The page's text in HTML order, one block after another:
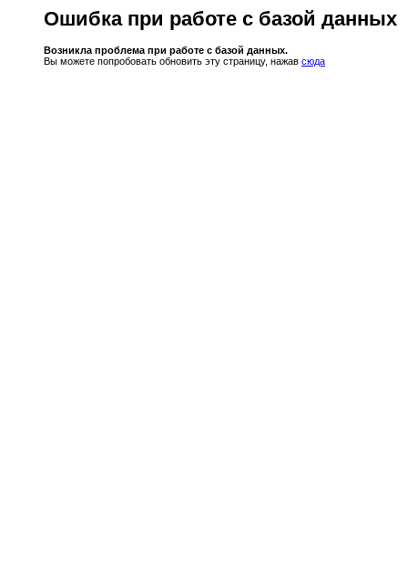
Ошибка при работе с базой данных
Возникла проблема при работе с базой данных.
Вы можете попробовать обновить эту страницу, нажав сюда